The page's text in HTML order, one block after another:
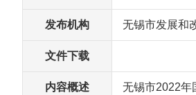
发布机构 无锡市发展和
文件下载
内容概述
无锡市2022年